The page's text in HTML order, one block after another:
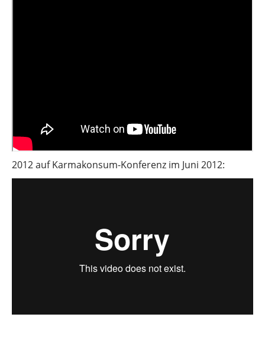
2012 auf Karmakonsum-Konferenz im Juni 2012: